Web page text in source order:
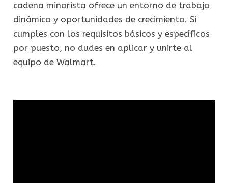
cadena minorista ofrece un entorno de trabajo
dinámico y oportunidades de crecimiento. Si
cumples con los requisitos básicos y específicos
por puesto, no dudes en aplicar y unirte al
equipo de Walmart.